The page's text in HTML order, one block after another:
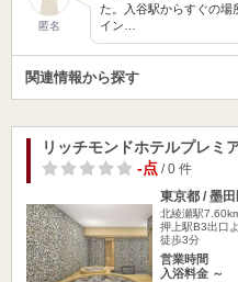
匿名
た。入谷駅からすぐの
イン…
関連情報から探す
リッチモンドホテルプレミ
-点/ 0 件
東京都 / 墨
北綾瀬駅
押上駅B3出口
徒歩3分
営業時間
入浴料金 ～